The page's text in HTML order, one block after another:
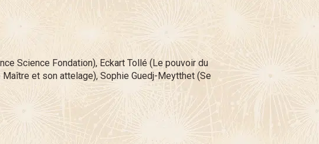
Science Fondation), Eckart Tollé (Le pouvoir du
et son attelage), Sophie Guedj-Meytthet (Se